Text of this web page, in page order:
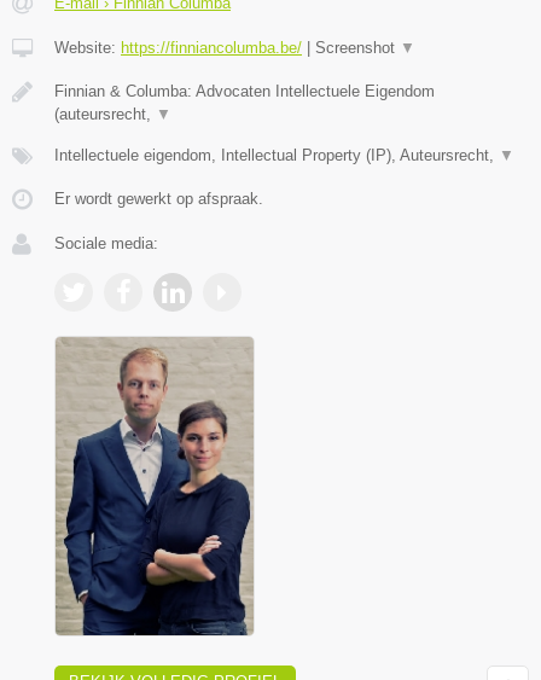
Website: https://finniancolumba.be/ Screenshot ▼
Finnian & Columba: Advocaten Intellectuele Eigendom
(auteursrecht,
▼
Intellectuele eigendom, Intellectual Property (IP), Auteursrecht, ▼
Er wordt gewerkt op afspraak.
Sociale media: